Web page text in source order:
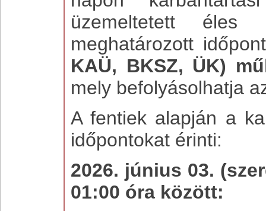
üzemeltetett éles
meghatározott
KAÜ, BKSZ, ÜK)
mely befolyásolhatja
A fentiek alapján a
időpontokat érinti:
2026. június 03.
01:00 óra között: